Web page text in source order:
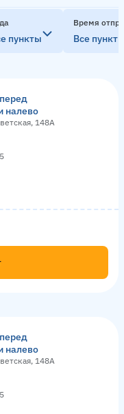
пункты
Время
Все
налево
148А
налево
148А